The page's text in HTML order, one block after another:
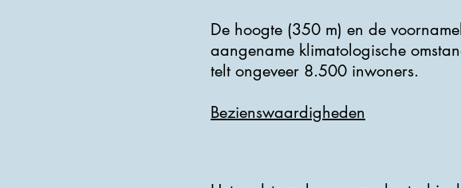
De hoogte (350 m) en de
aangename klimatologische
telt ongeveer 8.500 inwoners.
Bezienswaardigheden